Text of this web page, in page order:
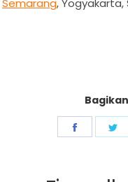
Semarang, Yogyakarta,
Share